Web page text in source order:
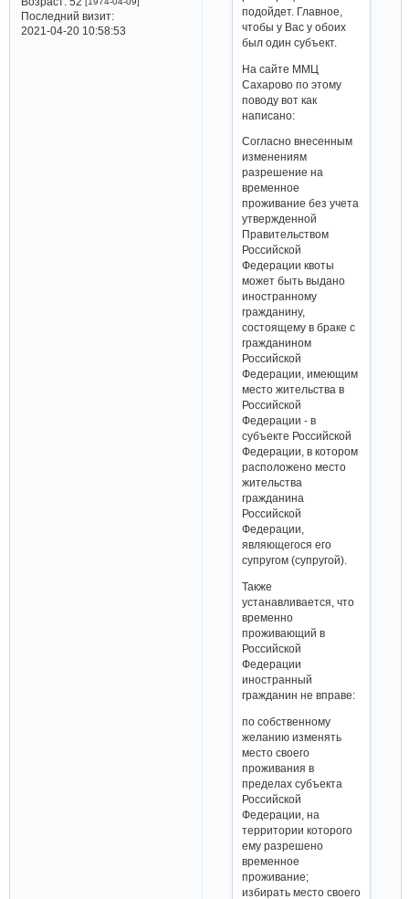
Последний визит:
2021-04-20 10:58:53
подойдет. Главное,
чтобы у Вас у обоих
был один субъект.
На сайте ММЦ
Сахарово по этому
поводу вот как
написано:
Согласно внесенным
изменениям
разрешение на
временное
проживание без учета
утвержденной
Правительством
Российской
Федерации квоты
может быть выдано
иностранному
гражданину,
состоящему в браке с
гражданином
Российской
Федерации, имеющим
место жительства в
Российской
Федерации - в
субъекте Российской
Федерации, в котором
расположено место
жительства
гражданина
Российской
Федерации,
являющегося его
супругом (супругой).
Также
устанавливается, что
временно
проживающий в
Российской
Федерации
иностранный
гражданин не вправе:
по собственному
желанию изменять
место своего
проживания в
пределах субъекта
Российской
Федерации, на
территории которого
ему разрешено
временное
проживание;
избирать место своего